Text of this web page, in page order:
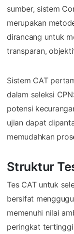
sumber, sistem
merupakan
dirancang untuk
transparan,
Sistem CAT
dalam seleksi
potensi
ujian dapat
memudahkan
Struktur
Tes CAT untuk
bersifat
memenuhi nilai
peringkat